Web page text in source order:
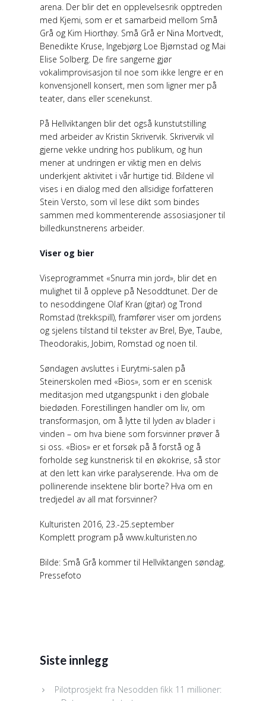
arena. Der blir det en opplevelsesrik opptreden
med Kjemi, som er et samarbeid mellom Små
Grå og Kim Hiorthøy. Små Grå er Nina Mortvedt,
Benedikte Kruse, Ingebjørg Loe Bjørnstad og Mai
Elise Solberg. De fire sangerne gjør
vokalimprovisasjon til noe som ikke lengre er en
konvensjonell konsert, men som ligner mer på
teater, dans eller scenekunst.
På Hellviktangen blir det også kunstutstilling
med arbeider av Kristin Skrivervik. Skrivervik vil
gjerne vekke undring hos publikum, og hun
mener at undringen er viktig men en delvis
underkjent aktivitet i vår hurtige tid. Bildene vil
vises i en dialog med den allsidige forfatteren
Stein Versto, som vil lese dikt som bindes
sammen med kommenterende assosiasjoner til
billedkunstnerens arbeider.
Viser og bier
Viseprogrammet «Snurra min jord», blir det en
mulighet til å oppleve på Nesoddtunet. Der de
to nesoddingene Olaf Kran (gitar) og Trond
Romstad (trekkspill), framfører viser om jordens
og sjelens tilstand til tekster av Brel, Bye, Taube,
Theodorakis, Jobim, Romstad og noen til.
Søndagen avsluttes i Eurytmi-salen på
Steinerskolen med «Bios», som er en scenisk
meditasjon med utgangspunkt i den globale
biedøden. Forestillingen handler om liv, om
transformasjon, om å lytte til lyden av blader i
vinden – om hva biene som forsvinner prøver å
si oss. «Bios» er et forsøk på å forstå og å
forholde seg kunstnerisk til en økokrise, så stor
at den lett kan virke paralyserende. Hva om de
pollinerende insektene blir borte? Hva om en
tredjedel av all mat forsvinner?
Kulturisten 2016, 23.-25.september
Komplett program på www.kulturisten.no
Bilde: Små Grå kommer til Hellviktangen søndag.
Pressefoto
Siste innlegg
Pilotprosjekt fra Nesodden fikk 11 millioner: